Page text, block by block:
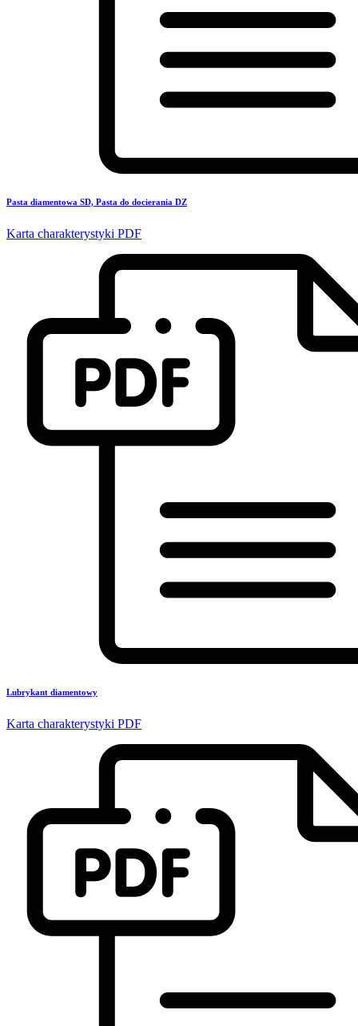
Pasta diamentowa SD, Pasta do docierania DZ
Karta charakterystyki PDF
Lubrykant diamentowy
Karta charakterystyki PDF